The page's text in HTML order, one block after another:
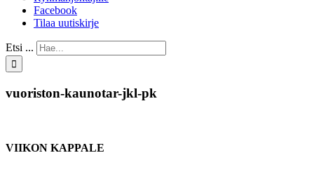
Facebook
Tilaa uutiskirje
Etsi ...
vuoriston-kaunotar-jkl-pk
VIIKON KAPPALE